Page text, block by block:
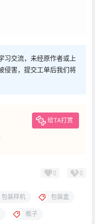
习交流，未经原作者或上
侵害，提交工单后我们将
给TA打赏
0 0
包装样机 包装盒
瓶子